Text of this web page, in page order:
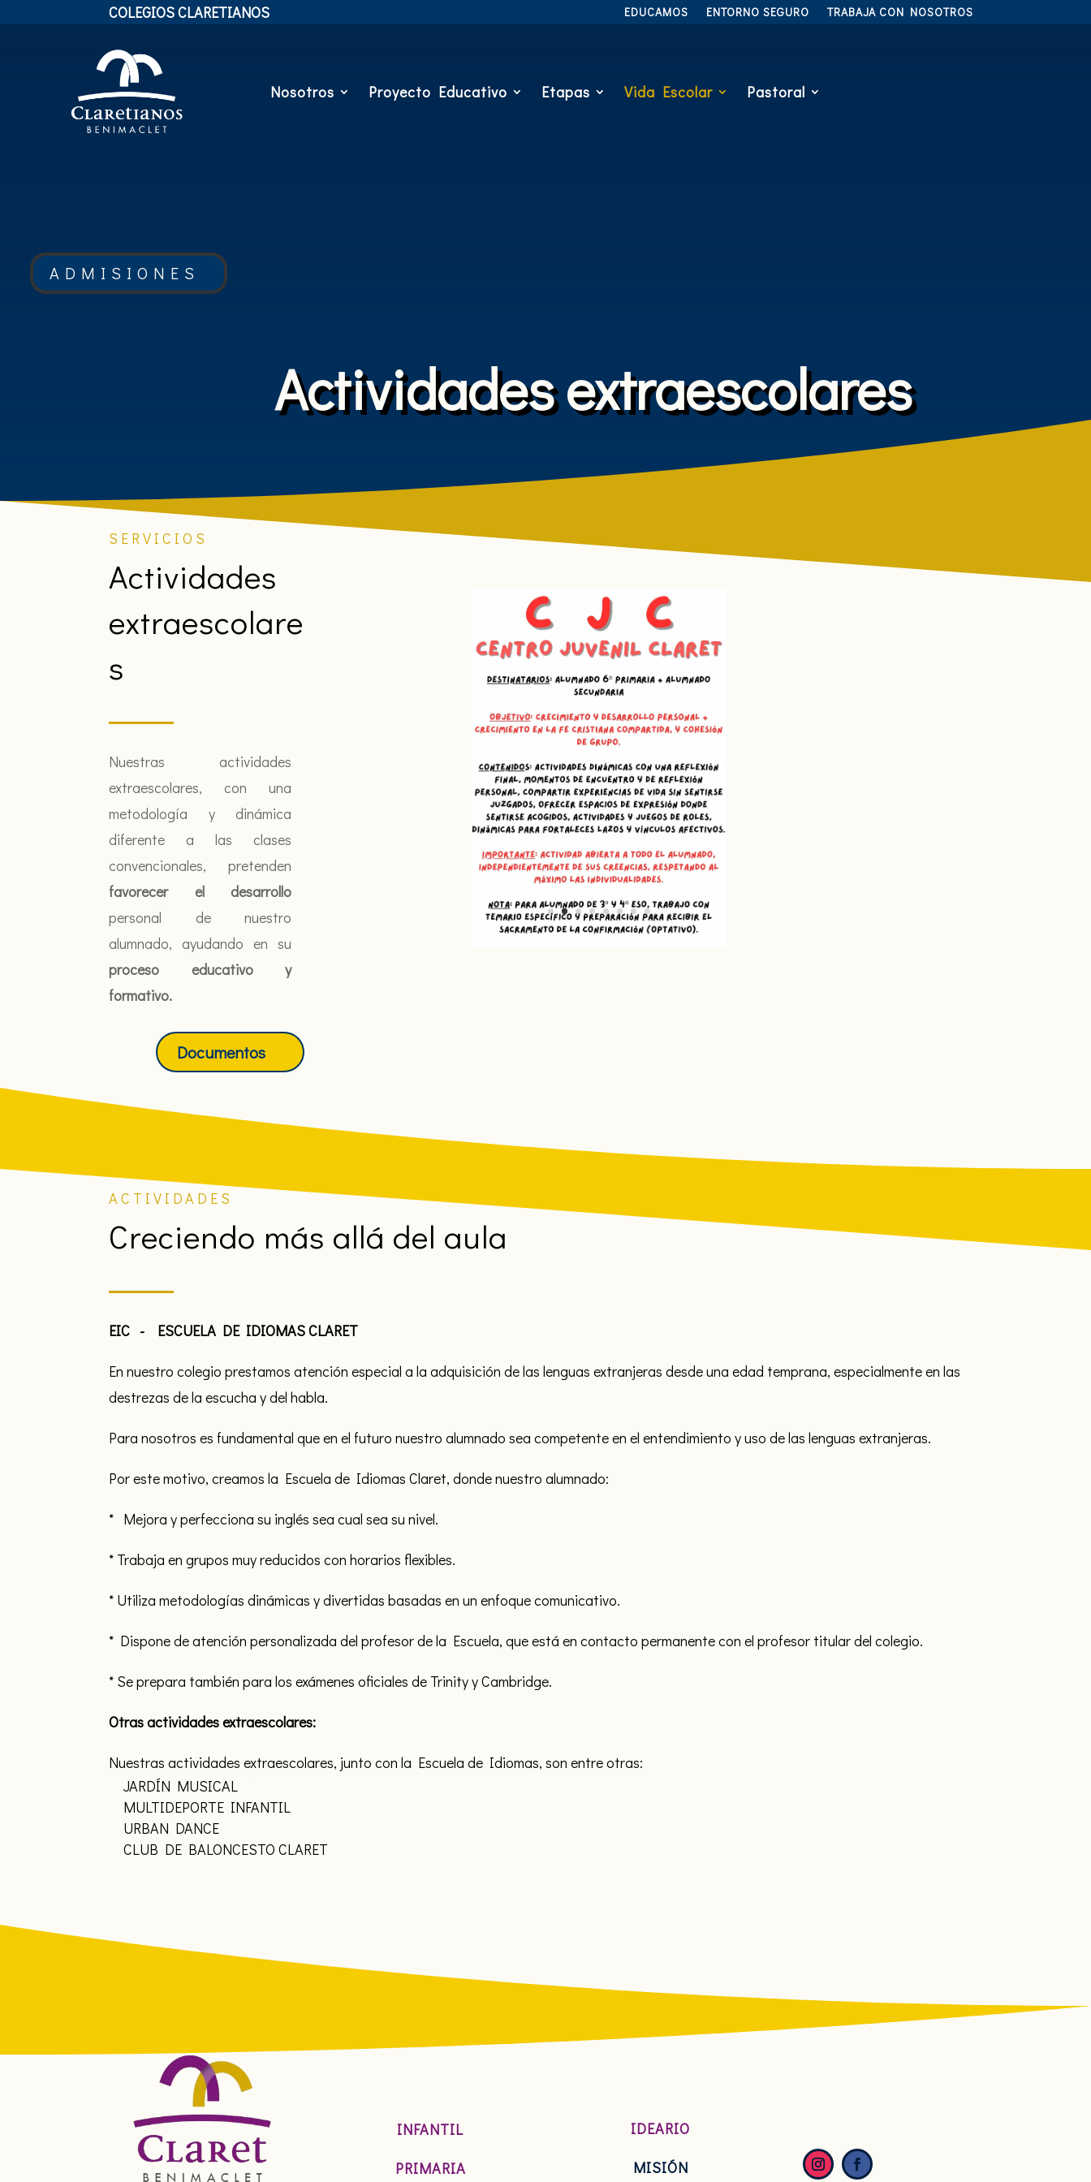
COLEGIOS CLARETIANOS EDUCAMOS ENTORNO SEGURO TRABAJA CON NOSOTROS
Nosotros Proyecto Educativo Etapas Vida Escolar Pastoral
ADMISIONES
Actividades extraescolares
SERVICIOS
Actividades
extraescolare
s
Nuestras actividades
extraescolares, con una
metodología y dinámica
diferente a las clases
convencionales, pretenden
favorecer el desarrollo
personal de nuestro
alumnado, ayudando en su
proceso educativo y
formativo.
Documentos
ACTIVIDADES
Creciendo más allá del aula
EIC - ESCUELA DE IDIOMAS CLARET
En nuestro colegio prestamos atención especial a la adquisición de las lenguas extranjeras desde una edad temprana, especialmente en las
destrezas de la escucha y del habla.
Para nosotros es fundamental que en el futuro nuestro alumnado sea competente en el entendimiento y uso de las lenguas extranjeras.
Por este motivo, creamos la Escuela de Idiomas Claret, donde nuestro alumnado:
* Mejora y perfecciona su inglés sea cual sea su nivel.
* Trabaja en grupos muy reducidos con horarios flexibles.
* Utiliza metodologías dinámicas y divertidas basadas en un enfoque comunicativo.
* Dispone de atención personalizada del profesor de la Escuela, que está en contacto permanente con el profesor titular del colegio.
* Se prepara también para los exámenes oficiales de Trinity y Cambridge.
Otras actividades extraescolares:
Nuestras actividades extraescolares, junto con la Escuela de Idiomas, son entre otras:
JARDÍN MUSICAL
MULTIDEPORTE INFANTIL
URBAN DANCE
CLUB DE BALONCESTO CLARET
INFANTIL
PRIMARIA
IDEARIO
MISIÓN